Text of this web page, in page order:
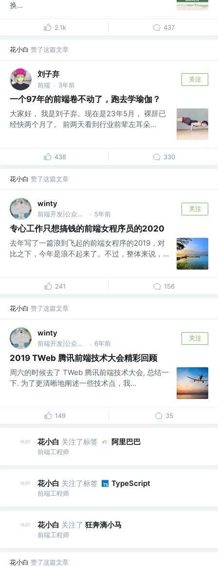
换...
2.1k 437
花小白 赞了这篇文章
刘子弃
前端 · 3年前
关注
一个97年的前端卷不动了，跑去学瑜伽？
大家好， 我是刘子弃。现在是23年5月， 裸辞已
经快两个月了。 前两天看到行业前辈左耳朵...
438 330
花小白 赞了这篇文章
winty
前端开发|公众号 @ 前端Q · 5年前
关注
专心工作只想搞钱的前端女程序员的2020
去年写了一篇浪到飞起的前端女程序的2019，对
比之下，今年是浪不起来了。不过，整体来说，...
241 156
花小白 赞了这篇文章
winty
前端开发|公众号 @ 前端Q · 6年前
关注
2019 TWeb 腾讯前端技术大会精彩回顾
周六的时候去了 TWeb 腾讯前端技术大会, 总结一
下. 为了更清晰地阐述一些技术点，我...
149 35
花小白 关注了标签 阿里巴巴
前端工程师
花小白 关注了标签 TypeScript
前端工程师
花小白 关注了 狂奔滴小马
前端工程师
花小白 赞了这篇文章